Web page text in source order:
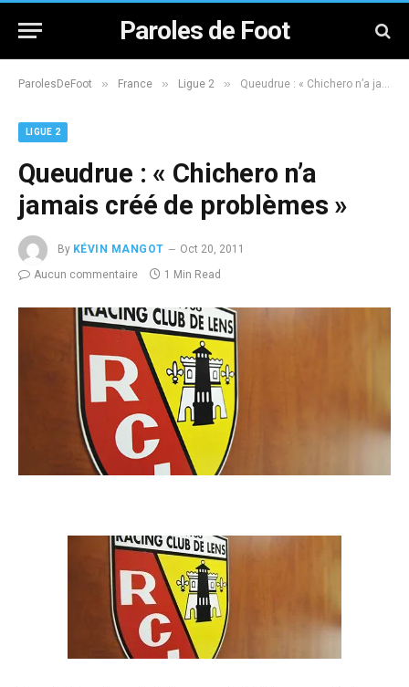
Paroles de Foot
ParolesDeFoot » France » Ligue 2 » Queudrue : « Chichero n’a jamais créé de problèmes »
LIGUE 2
Queudrue : « Chichero n’a
jamais créé de problèmes »
By KÉVIN MANGOT
Oct 20, 2011
Aucun commentaire
1 Min Read